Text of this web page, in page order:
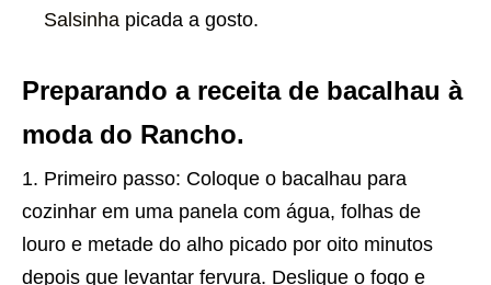
Salsinha picada a gosto.
Preparando a receita de bacalhau à
moda do Rancho.
Primeiro passo: Coloque o bacalhau para
cozinhar em uma panela com água, folhas de
louro e metade do alho picado por oito minutos
depois que levantar fervura. Desligue o fogo e